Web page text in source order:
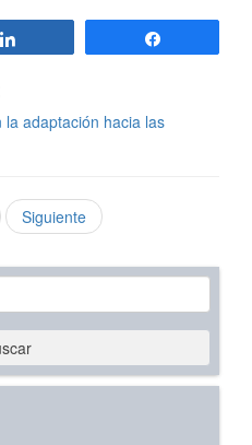
la adaptación hacia las
Siguiente